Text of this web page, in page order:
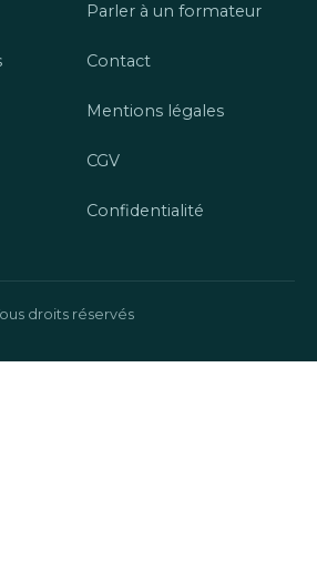
Parler à un formateur
Contact
Mentions légales
CGV
Confidentialité
droits réservés